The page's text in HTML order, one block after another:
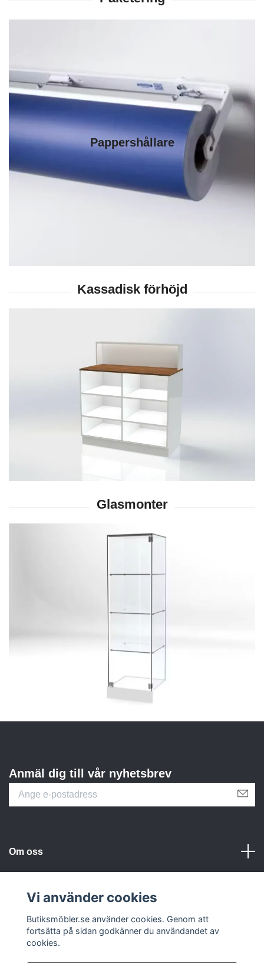
Pappershållare
Anmäl dig till vår nyhetsbrev
Om oss
Sociala medier
Vi använder cookies
Butiksmöbler.se använder cookies. Genom att
fortsätta på sidan godkänner du användandet av
cookies.